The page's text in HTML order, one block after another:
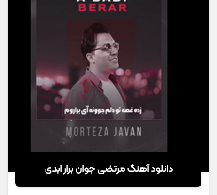
دانلود آهنگ مرتضی جوان برار ابدی